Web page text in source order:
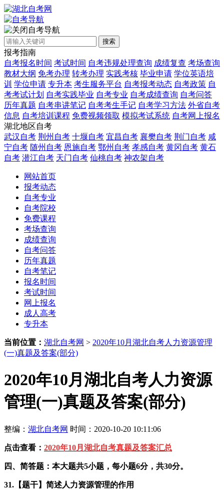
自考导航
搜索
报考指南
自考报名时间 考试时间 自考违规处理查询 成绩复查 考场查询
教材大纲 免考办理 转考办理 实践考核 毕业申请 学位英语培
训 学位申请 专升本 考生服务平台 自考报考动态 自考政策 自
考考试计划 自考实践毕业 自考专业 自考成绩查询 自考问答
历年真题 自考串讲笔记 自考考生手记 自考学习方法 外省自考
信息 自考培训课程 免费视频领取 模拟考试系统 自考网上报名
湖北地区自考
武汉自考 荆州自考 十堰自考 宜昌自考 襄樊自考 荆门自考 咸
宁自考 随州自考 恩施自考 鄂州自考 孝感自考 黄冈自考 黄石
自考 潜江自考 天门自考 仙桃自考 神农架自考
网站首页
报考动态
自考专业
自考院校
免费课程
考场查询
成绩查询
自考问答
历年真题
自考笔记
报名时间
考试时间
网上报名
成人高考
专升本
当前位置： 湖北自考网 > 2020年10月湖北自考人力资源管理
(一)真题及答案(部分)
2020年10月湖北自考人力资源
管理(一)真题及答案(部分)
整编： 湖北自考网 时间：2020-10-20 10:11:06
点击查看： 2020年10月湖北自考真题及答案汇总
四、简答题：本大题共5小题，每小题6分，共30分。
31.【题干】简述人力资源管理的作用